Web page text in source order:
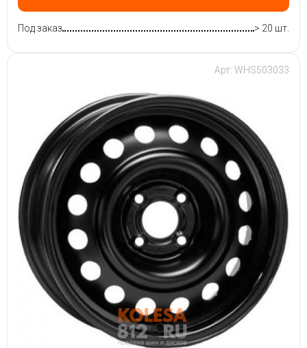
Под заказ > 20 шт.
Арт: WHS503033